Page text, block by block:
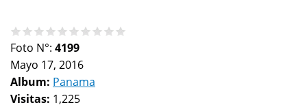
Foto N°: 4199
Mayo 17, 2016
Album: Panama
Visitas: 1,225